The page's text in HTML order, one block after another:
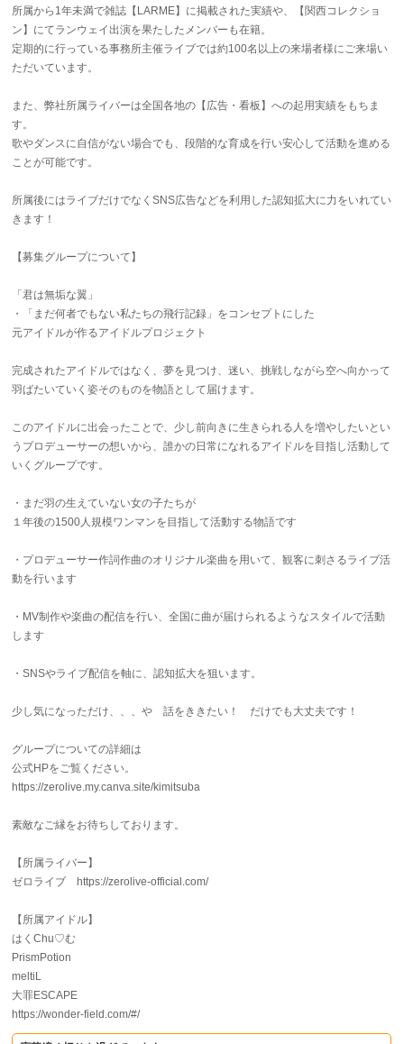
所属から1年未満で雑誌【LARME】に掲載された実績や、【関西コレクショ
ン】にてランウェイ出演を果たしたメンバーも在籍。
定期的に行っている事務所主催ライブでは約100名以上の来場者様にご来場い
ただいています。
また、弊社所属ライバーは全国各地の【広告・看板】への起用実績をもちま
す。
歌やダンスに自信がない場合でも、段階的な育成を行い安心して活動を進める
ことが可能です。
所属後にはライブだけでなくSNS広告などを利用した認知拡大に力をいれてい
きます！
【募集グループについて】
「君は無垢な翼」
・「まだ何者でもない私たちの飛行記録」をコンセプトにした
元アイドルが作るアイドルプロジェクト
完成されたアイドルではなく、夢を見つけ、迷い、挑戦しながら空へ向かって
羽ばたいていく姿そのものを物語として届けます。
このアイドルに出会ったことで、少し前向きに生きられる人を増やしたいとい
うプロデューサーの想いから、誰かの日常になれるアイドルを目指し活動して
いくグループです。
・まだ羽の生えていない女の子たちが
１年後の1500人規模ワンマンを目指して活動する物語です
・プロデューサー作詞作曲のオリジナル楽曲を用いて、観客に刺さるライブ活
動を行います
・MV制作や楽曲の配信を行い、全国に曲が届けられるようなスタイルで活動
します
・SNSやライブ配信を軸に、認知拡大を狙います。
少し気になっただけ、、、や 話をききたい！ だけでも大丈夫です！
グループについての詳細は
公式HPをご覧ください。
https://zerolive.my.canva.site/kimitsuba
素敵なご縁をお待ちしております。
【所属ライバー】
ゼロライブ https://zerolive-official.com/
【所属アイドル】
はくChu♡む
PrismPotion
meltiL
大罪ESCAPE
https://wonder-field.com/#/